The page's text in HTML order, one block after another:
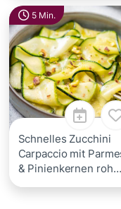
5 Min.
Schnelles Zucchini
Carpaccio mit
& Pinienkernen roh
genießen